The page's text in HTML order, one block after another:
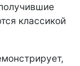
классикой